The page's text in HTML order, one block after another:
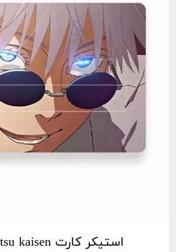
استیکر کارت Jujutsu kaisen کد juc17